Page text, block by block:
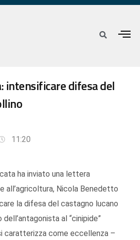
intensificare difesa del
11:20
ha inviato una lettera
all’agricoltura, Nicola Benedetto
la difesa del castagno lucano
al “cinipide”
caratterizza come eccellenza –